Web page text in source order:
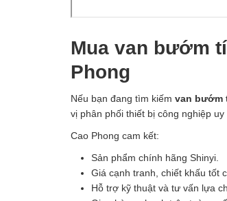
Mua van bướm
Phong
Nếu bạn đang tìm kiếm van bướm
vị phân phối thiết bị công nghiệp
Cao Phong cam kết:
Sản phẩm chính hãng Shinyi.
Giá cạnh tranh, chiết khấu tốt
Hỗ trợ kỹ thuật và tư vấn lựa